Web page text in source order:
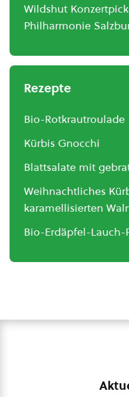
Wildshut
Philharmonie
Rezepte
Bio-Rotkrautroulade
Kürbis Gnocchi
Blattsalate mit
Weihnachtliches
karamellisierten
Bio-Erdäpfel-Lauch-